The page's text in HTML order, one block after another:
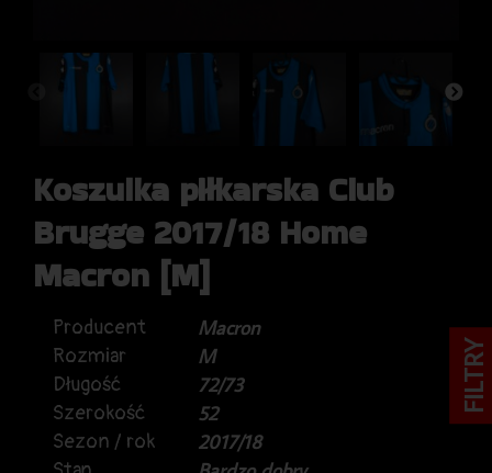
Koszulka piłkarska Club
Brugge 2017/18 Home
Macron [M]
Producent
Macron
Rozmiar
M
Długość
72/73
Szerokość
52
Sezon / rok
2017/18
FILTRY